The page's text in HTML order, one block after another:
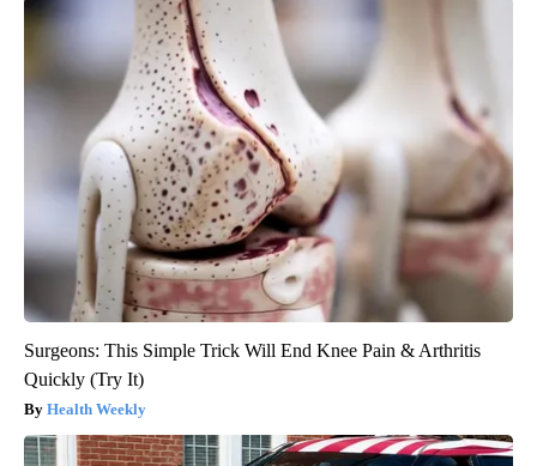
Surgeons: This Simple Trick Will End Knee Pain & Arthritis
Quickly (Try It)
Health Weekly